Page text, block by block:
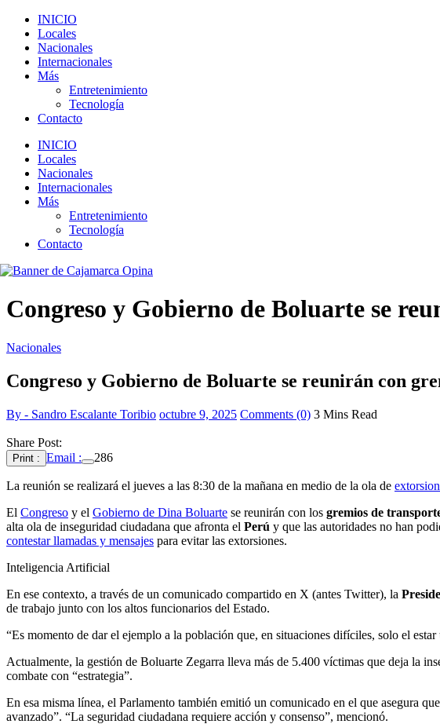
INICIO
Locales
Nacionales
Internacionales
Más
Entretenimiento
Tecnología
Contacto
INICIO
Locales
Nacionales
Internacionales
Más
Entretenimiento
Tecnología
Contacto
Congreso y Gobierno de Boluarte se
Nacionales
Congreso y Gobierno de Boluarte se reunirán con
By - Sandro Escalante Toribio octubre 9, 2025 Comments (0) 3 Mins Read
Share Post:
Print : Email : 286
La reunión se realizará el jueves a las 8:30 de la mañana en medio de la ola de
El Congreso y el Gobierno de Dina Boluarte se reunirán con los gremios de
alta ola de inseguridad ciudadana que afronta el Perú y que las autoridades no han
contestar llamadas y mensajes para evitar las extorsiones.
Inteligencia Artificial
En ese contexto, a través de un comunicado compartido en X (antes Twitter), la
de trabajo junto con los altos funcionarios del Estado.
“Es momento de dar el ejemplo a la población que, en situaciones difíciles, solo el
Actualmente, la gestión de Boluarte Zegarra lleva más de 5.400 víctimas que deja la
combate con “estrategia”.
En esa misma línea, el Parlamento también emitió un comunicado en el que asegura
avanzado”. “La seguridad ciudadana requiere acción y consenso”, mencionó.